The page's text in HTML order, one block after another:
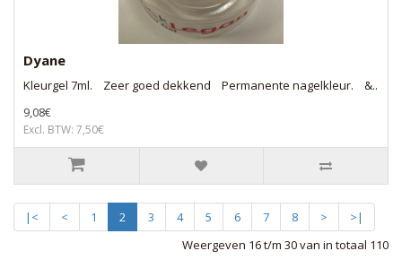
Dyane
Kleurgel 7ml. Zeer goed dekkend Permanente nagelkleur. &..
9,08€
Excl. BTW: 7,50€
|< < 1 2 3 4 5 6 7 8 >
>|
Weergeven 16 t/m 30 van in totaal 110